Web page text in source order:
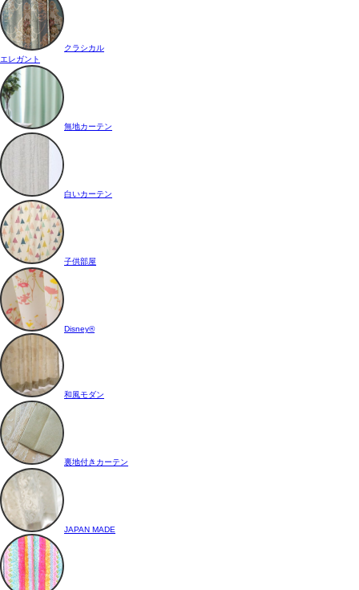
クラシカル
エレガント
無地カーテン
白いカーテン
子供部屋
Disney®
和風モダン
裏地付きカーテン
JAPAN MADE